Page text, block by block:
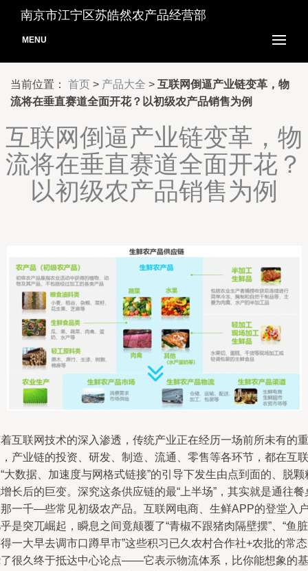
南京市江宁区苏皓然农产品经营部
MENU
当前位置： 首页 > 产品大全 > 互联网倒逼产业链变革，物
流将在垂直赛道全面开花？以初级农产品销售为例
互联网倒逼产业链变革，物
流将在垂直赛道全面开花？
以初级农产品销售为例
互联网技术的深入渗透，传统产业正在经历一场前所未有的重
产业链的投资、研发、制造、流通、零售等各环节，都在互联
大数据、加速度与网格式链接”的引导下发生由点到面的、脱颗
长后的巨变。深究这条供应链的最“上半场”，其实就是通往餐
一千—些常见初级农产品。互联网电商、生鲜APP的登堂入
是突兀崛起，瞬息之间竟颠覆了“青椒不跟猪肉隔壁摆”、“鱼脏
一大早去调市口蹲早市”这些积习已久农村合作社+农批的常
很久终于抵达中心论点——它表示物流体系，比你能想象的基